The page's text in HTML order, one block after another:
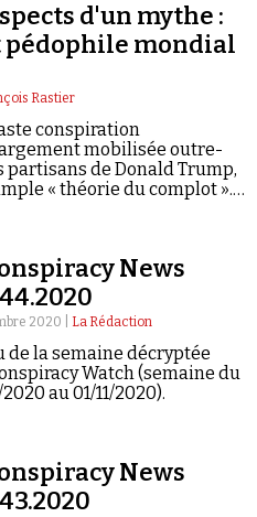
d'un mythe :
pédophile mondial
Rastier
conspiration
mobilisée outre-
de Donald Trump,
« théorie du complot ».
News
2020 | La Rédaction
de la semaine décryptée
Watch (semaine du
au 01/11/2020).
News